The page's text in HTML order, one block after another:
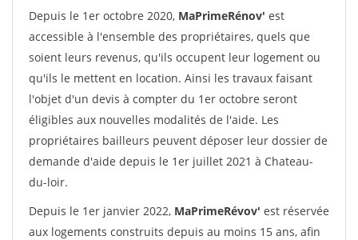
Depuis le 1er octobre 2020, MaPrimeRénov' est
accessible à l'ensemble des propriétaires, quels que
soient leurs revenus, qu'ils occupent leur logement ou
qu'ils le mettent en location. Ainsi les travaux faisant
l'objet d'un devis à compter du 1er octobre seront
éligibles aux nouvelles modalités de l'aide. Les
propriétaires bailleurs peuvent déposer leur dossier de
demande d'aide depuis le 1er juillet 2021 à Chateau-
du-loir.
Depuis le 1er janvier 2022, MaPrimeRévov' est réservée
aux logements construits depuis au moins 15 ans, afin